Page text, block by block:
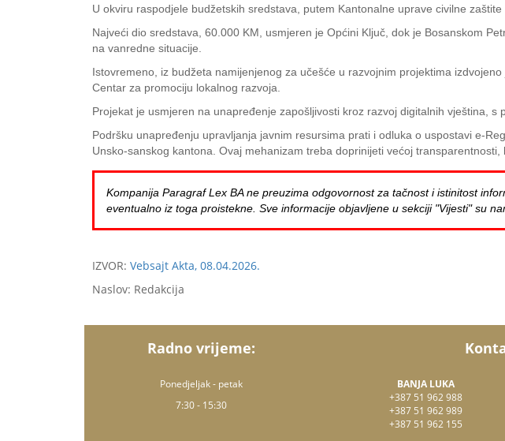
U okviru raspodjele budžetskih sredstava, putem Kantonalne uprave civilne
Najveći dio sredstava, 60.000 KM, usmjeren je Općini Ključ, dok je Bosanskom
na vanredne situacije.
Istovremeno, iz budžeta namijenjenog za učešće u razvojnim projektima
Centar za promociju lokalnog razvoja.
Projekat je usmjeren na unapređenje zapošljivosti kroz razvoj digitalnih vještina,
Podršku unapređenju upravljanja javnim resursima prati i odluka o uspostavi e-
Unsko-sanskog kantona. Ovaj mehanizam treba doprinijeti većoj
Kompanija Paragraf Lex BA ne preuzima odgovornost za tačnost i istinitost
eventualno iz toga proistekne. Sve informacije objavljene u sekciji "Vijesti" su
IZVOR: Vebsajt Akta, 08.04.2026.
Naslov: Redakcija
Radno vrijeme:
Ponedjeljak - petak
7:30 - 15:30
BANJA LUKA
+387 51 962 988
+387 51 962 989
+387 51 962 155